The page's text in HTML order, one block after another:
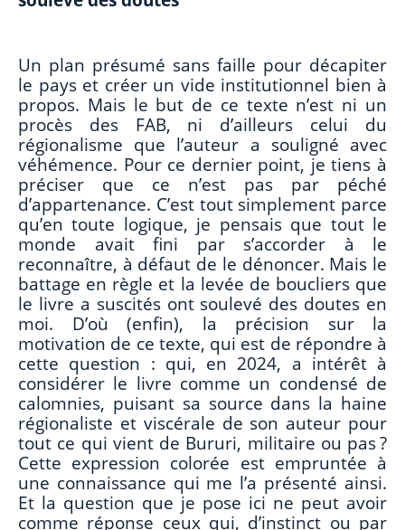
Un plan présumé sans faille pour décapiter
le pays et créer un vide institutionnel bien à
propos. Mais le but de ce texte n’est ni un
procès des FAB, ni d’ailleurs celui du
régionalisme que l’auteur a souligné avec
véhémence. Pour ce dernier point, je tiens à
préciser que ce n’est pas par péché
d’appartenance. C’est tout simplement parce
qu’en toute logique, je pensais que tout le
monde avait fini par s’accorder à le
reconnaître, à défaut de le dénoncer. Mais le
battage en règle et la levée de boucliers que
le livre a suscités ont soulevé des doutes en
moi. D’où (enfin), la précision sur la
motivation de ce texte, qui est de répondre à
cette question : qui, en 2024, a intérêt à
considérer le livre comme un condensé de
calomnies, puisant sa source dans la haine
régionaliste et viscérale de son auteur pour
tout ce qui vient de Bururi, militaire ou pas ?
Cette expression colorée est empruntée à
une connaissance qui me l’a présenté ainsi.
Et la question que je pose ici ne peut avoir
comme réponse ceux qui, d’instinct ou par